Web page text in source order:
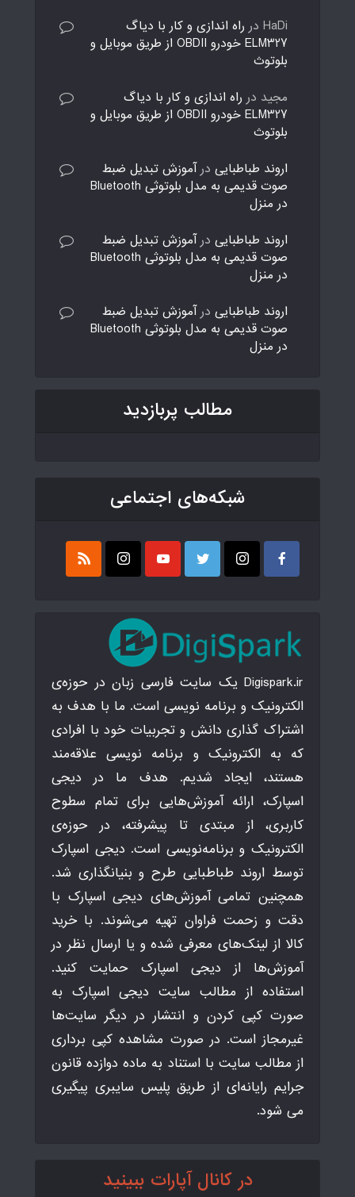
HaDi در راه اندازی و کار با دیاگ
ELM327 خودرو OBDII از طریق موبایل و
بلوتوث
مجید در راه اندازی و کار با دیاگ
ELM327 خودرو OBDII از طریق موبایل و
بلوتوث
اروند طباطبایی درآموزش تبدیل ضبط
صوت قدیمی به مدل بلوتوثی Bluetooth
در منزل
اروند طباطبایی درآموزش تبدیل ضبط
صوت قدیمی به مدل بلوتوثی Bluetooth
در منزل
اروند طباطبایی درآموزش تبدیل ضبط
صوت قدیمی به مدل بلوتوثی Bluetooth
در منزل
مطالب پربازدید
شبکه‌های اجتماعی
Digispark.ir یک سایت فارسی زبان در حوزه‌ی
الکترونیک و برنامه نویسی است. ما با هدف به
اشتراک گذاری دانش و تجربیات خود با افرادی
که به الکترونیک و برنامه نویسی علاقه‌مند
هستند، ایجاد شدیم. هدف ما در دیجی
اسپارک، ارائه آموزش‌هایی برای تمام سطوح
کاربری، از مبتدی تا پیشرفته، در حوزه‌ی
الکترونیک و برنامه‌نویسی است. دیجی اسپارک
توسط اروند طباطبایی طرح و بنیانگذاری شد.
همچنین تمامی آموزش‌های دیجی اسپارک با
دقت و زحمت فراوان تهیه می‌شوند. با خرید
کالا از لینک‌های معرفی شده و یا ارسال نظر در
آموزش‌ها از دیجی اسپارک حمایت کنید.
استفاده از مطالب سایت دیجی اسپارک به
صورت کپی کردن و انتشار در دیگر سایت‌ها
غیرمجاز است. در صورت مشاهده کپی برداری
از مطالب سایت با استناد به ماده دوازده قانون
جرایم رایانه‌ای از طریق پلیس سایبری پیگیری
می شود.
در کانال آپارات ببینید